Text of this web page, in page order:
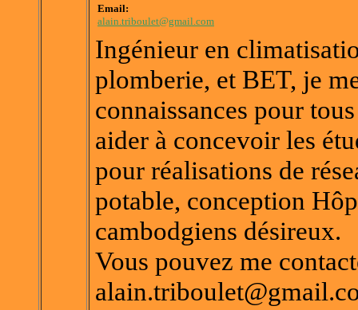
Email:
alain.triboulet@gmail.com
Ingénieur en
plomberie, et BET, je
connaissances pour
aider à concevoir les
pour réalisations de
potable, conception
cambodgiens désireux.
Vous pouvez me